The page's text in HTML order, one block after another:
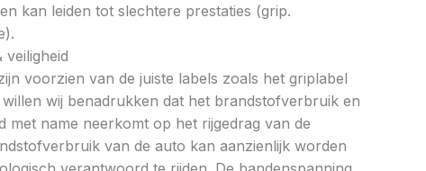
kan leiden tot slechtere prestaties (grip.
voorzien van de juiste labels zoals het griplabel
wij benadrukken dat het brandstofverbruik en
met name neerkomt op het rijgedrag van de
van de auto kan aanzienlijk worden